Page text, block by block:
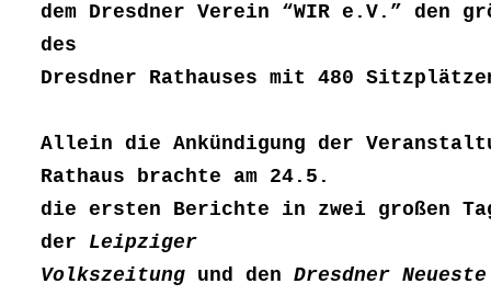
dem Dresdner Verein “WIR e.V.” den
des
Dresdner Rathauses mit 480
Allein die Ankündigung der
Rathaus brachte am 24.5.
die ersten Berichte in zwei großen
der Leipziger
Volkszeitung und den Dresdner